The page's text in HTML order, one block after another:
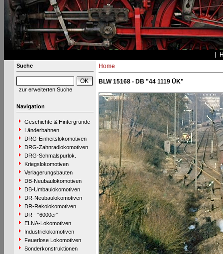
Suche
zur erweiterten Suche
Navigation
Geschichte & Hintergründe
Länderbahnen
DRG-Einheitslokomotiven
DRG-Zahnradlokomotiven
DRG-Schmalspurlok.
Kriegslokomotiven
Verlagerungsbauten
DB-Neubaulokomotiven
DB-Umbaulokomotiven
DR-Neubaulokomotiven
DR-Rekolokomotiven
DR - "6000er"
ELNA-Lokomotiven
Industrielokomotiven
Feuerlose Lokomotiven
Sonderkonstruktionen
Home
BLW 15168 - DB "44 1119 ÜK"